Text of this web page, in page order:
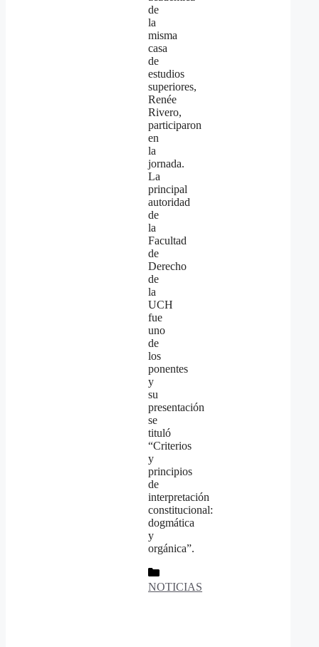
de
la
misma
casa
de
estudios
superiores,
Renée
Rivero,
participaron
en
la
jornada.
La
principal
autoridad
de
la
Facultad
de
Derecho
de
la
UCH
fue
uno
de
los
ponentes
y
su
presentación
se
tituló
“Criterios
y
principios
de
interpretación
constitucional:
dogmática
y
orgánica”.
Categorías
NOTICIAS